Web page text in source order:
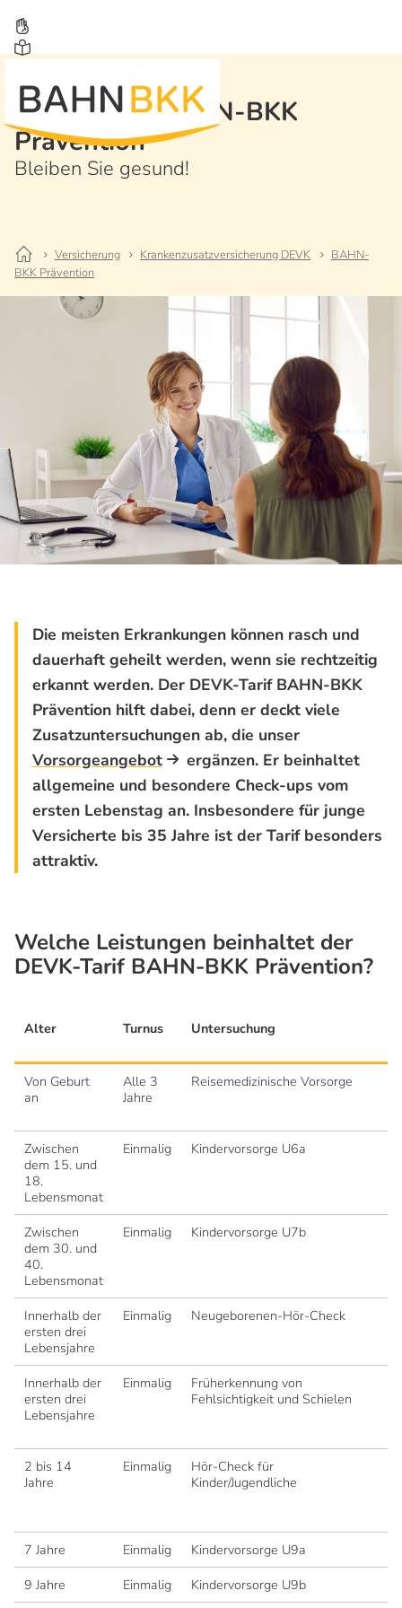
Spezialtarif BAHN-BKK
Prävention
Bleiben Sie gesund!
Versicherung Krankenzusatzversicherung DEVK
BAHN-
BKK Prävention
Die meisten Erkrankungen können rasch und
dauerhaft geheilt werden, wenn sie rechtzeitig
erkannt werden. Der DEVK-Tarif BAHN-BKK
Prävention hilft dabei, denn er deckt viele
Zusatzuntersuchungen ab, die unser
Vorsorgeangebot
ergänzen. Er beinhaltet
allgemeine und besondere Check-ups vom
ersten Lebenstag an. Insbesondere für junge
Versicherte bis 35 Jahre ist der Tarif besonders
attraktiv.
Welche Leistungen beinhaltet der
DEVK-Tarif BAHN-BKK Prävention?
Alter Turnus Untersuchung
Von Geburt
an
Alle 3
Jahre
Reisemedizinische Vorsorge
Zwischen
dem 15. und
18.
Lebensmonat
Einmalig Kindervorsorge U6a
Zwischen
dem 30. und
40.
Lebensmonat
Einmalig Kindervorsorge U7b
Innerhalb der
ersten drei
Lebensjahre
Einmalig Neugeborenen-Hör-Check
Innerhalb der
ersten drei
Lebensjahre
Einmalig
Früherkennung von
Fehlsichtigkeit und Schielen
2 bis 14
Jahre
Einmalig
Hör-Check für
Kinder/Jugendliche
7 Jahre
Einmalig
Kindervorsorge U9a
9 Jahre
Einmalig Kindervorsorge U9b